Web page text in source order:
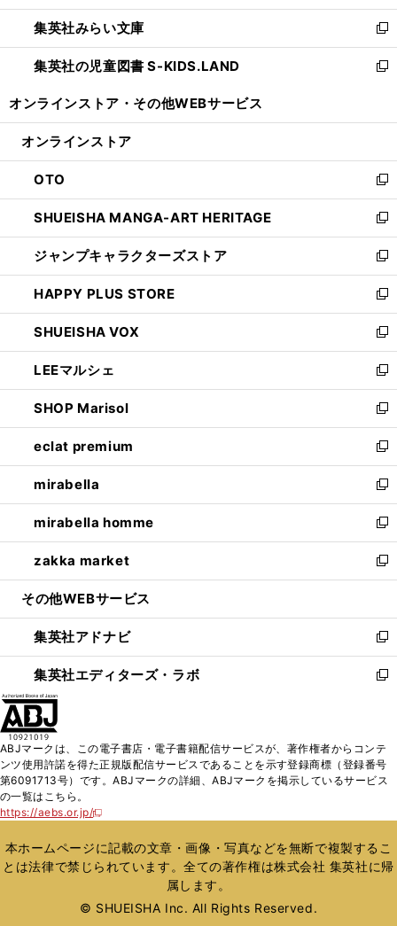
開
く
ウ
で
開
く
ン
ド
ウ
で
ウ
ィ
ン
ド
開
集英社みらい文庫
新
し
い
ン
ウ
で
開
く
集英社の児童図書 S-KIDS.LAND
新
ウ
ン
ド
ウ
で
開
く
オンラインストア・ その他WEBサービス
オンラインストア
OTO
新
し
い
ウ
ィ
ン
ド
ウ
で
開
く
SHUEISHA MANGA-ART HERITAGE
新
し
い
ウ
ィ
ン
ド
ウ
で
開
く
ジャンプキャラクターズストア
新
し
い
ウ
ィ
ン
ド
ウ
で
開
く
HAPPY PLUS STORE
新
し
い
ウ
ィ
ン
ド
ウ
で
開
く
SHUEISHA VOX
新
し
い
ウ
ィ
ン
ド
ウ
で
開
く
LEEマルシェ
新
し
い
ウ
ィ
ン
ド
ウ
で
開
く
SHOP Marisol
新
し
い
ウ
ィ
ン
ド
ウ
で
開
eclat premium
新
し
い
ウ
ィ
ン
ド
ウ
開
く
mirabella
新
し
い
ウ
ィ
ン
ウ
で
開
く
mirabella homme
新
し
い
ウ
ン
ド
ウ
で
zakka market
新
し
ウ
ィ
ン
ド
く
その他WEBサービス
集英社アドナビ
新
し
い
ド
ウ
で
集英社エディターズ・ラボ
新
ィ
ン
ド
開
く
ABJマークは、この電子書店・電子書籍配信サービスが、著作権者からコンテ
ンツ使用許諾を得た正規版配信サービスであることを示す登録商標（登録番号
第6091713号）です。ABJマークの詳細、ABJマークを掲示しているサービス
の一覧はこちら。
https://aebs.or.jp/
新
い
ウ
ィ
ウ
本ホームページに記載の文章・画像・写真などを無断で複製するこ
とは法律で禁じられています。全ての著作権は株式会社 集英社に帰
属します。
© SHUEISHA Inc. All Rights Reserved.